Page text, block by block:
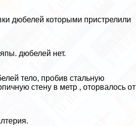
дюбелей которыми пристрелили
дюбелей нет.
тело, пробив стальную
стену в метр , оторвалось от